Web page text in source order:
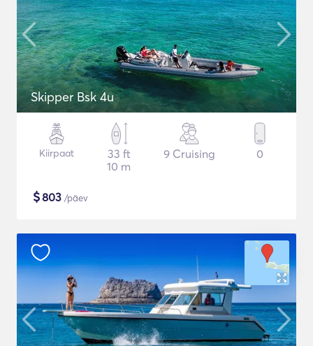
Skipper Bsk 4u
Kiirpaat
33 ft
10 m
9 Cruising 0
$803 /päev